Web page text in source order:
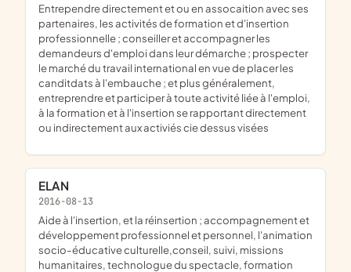
entrependre directement et ou en assocaition avec ses
partenaires, les activités de formation et d'insertion
professionnelle ; conseiller et accompagner les
demandeurs d'emploi dans leur démarche ; prospecter
le marché du travail international en vue de placer les
canditdats à l'embauche ; et plus généralement,
entreprendre et participer à toute activité liée à l'emploi,
à la formation et à l'insertion se rapportant directement
ou indirectement aux activiés cie dessus visées
ELAN
2016-08-13
aide à l'insertion, et la réinsertion ; accompagnement et
développement professionnel et personnel, l'animation
socio-éducative culturelle,conseil, suivi, missions
humanitaires, technologue du spectacle, formation